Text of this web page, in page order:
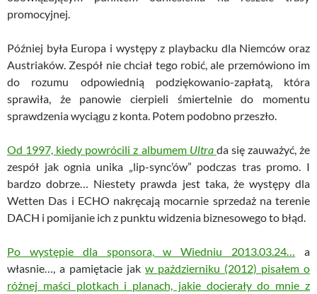
promocyjnej.
Później była Europa i występy z playbacku dla Niemców oraz
Austriaków. Zespół nie chciał tego robić, ale przemówiono im
do rozumu odpowiednią podziękowanio-zapłatą, która
sprawiła, że panowie cierpieli śmiertelnie do momentu
sprawdzenia wyciągu z konta. Potem podobno przeszło.
Od 1997, kiedy powrócili z albumem Ultra da się zauważyć, że
zespół jak ognia unika „lip-sync’ów” podczas tras promo. I
bardzo dobrze… Niestety prawda jest taka, że występy dla
Wetten Das i ECHO nakręcają mocarnie sprzedaż na terenie
DACH i pomijanie ich z punktu widzenia biznesowego to błąd.
Po występie dla sponsora, w Wiedniu 2013.03.24… a
własnie…, a pamiętacie jak w październiku (2012) pisałem o
różnej maści plotkach i planach, jakie docierały do mnie z